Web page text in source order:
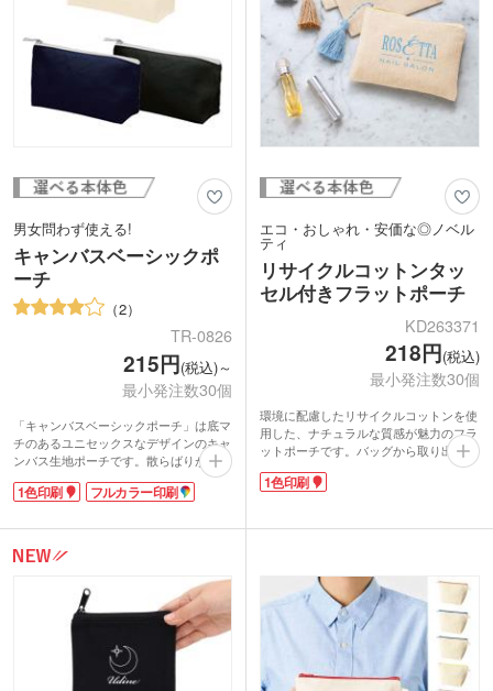
ショップの購入特典などにおすすめで
男女問わず使える!
キャンバスベーシックポ
ーチ
2
TR-0826
215円(税込)～
最小発注数30個
「キャンバスベーシックポーチ」は底マ
チのあるユニセックスなデザインのキャ
ンバス生地ポーチです。散らばりがちな
小物の整理には欠かせないアイテム。い
くつあっても邪魔になりませんね。
ルのカワイイポーチにも変身します。雑
貨店や美容院などのノベルティにいか
が?
1色印刷 フルカラー印刷
エコ・おしゃれ・安価な◎ノベル
ティ
リサイクルコットンタッ
セル付きフラットポーチ
KD263371
218円(税込)
最小発注数30個
環境に配慮したリサイクルコットンを使
用した、ナチュラルな質感が魅力のフラ
ットポーチです。バッグから取り出すた
びにアクセサリーのように揺れる、上品
なタッセルがポイント。表面への1色印
おしゃれで使い勝手の良いデザインで、
長く愛用していただけます。
1色印刷